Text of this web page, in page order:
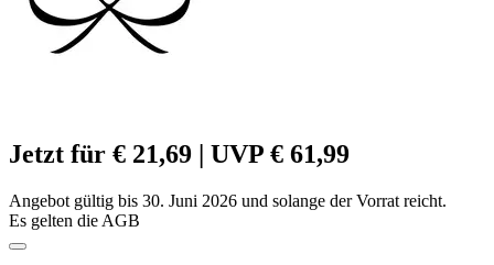
Jetzt für € 21,69 | UVP € 61,99
Angebot gültig bis 30. Juni 2026 und solange der Vorrat reicht.
Es gelten die AGB